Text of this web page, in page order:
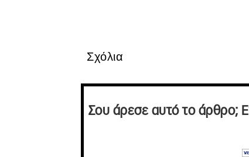
Σχόλια
Σου άρεσε αυτό το άρθρο;